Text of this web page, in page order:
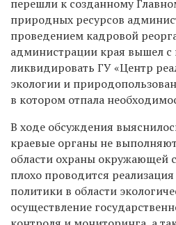
перешли к созданному
природных ресурсов
проведением кадровой
администрации края вышел
ликвидировать ГУ «Центр
экологии и
в котором отпала
В ходе обсуждения
краевые органы не
области охраны окружающей
плохо проводится
политики в области
осуществление